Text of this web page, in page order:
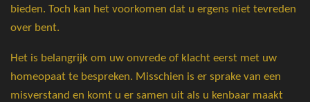
bieden. Toch kan het voorkomen dat u ergens niet tevreden
over bent.
Het is belangrijk om uw onvrede of klacht eerst met uw
homeopaat te bespreken. Misschien is er sprake van een
misverstand en komt u er samen uit als u kenbaar maakt